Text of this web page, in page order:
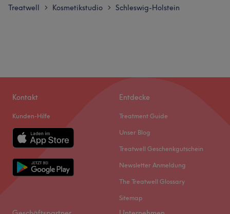
Treatwell > Kosmetikstudio > Schleswig-Holstein
Kontakt
Kunden-Hilfe
Entdecke
Treatment Guide
Unser Blog
Treatwell Geschenkgutschein
Newsletter Anmeldung
The Treatwell Glossary
Sitemap